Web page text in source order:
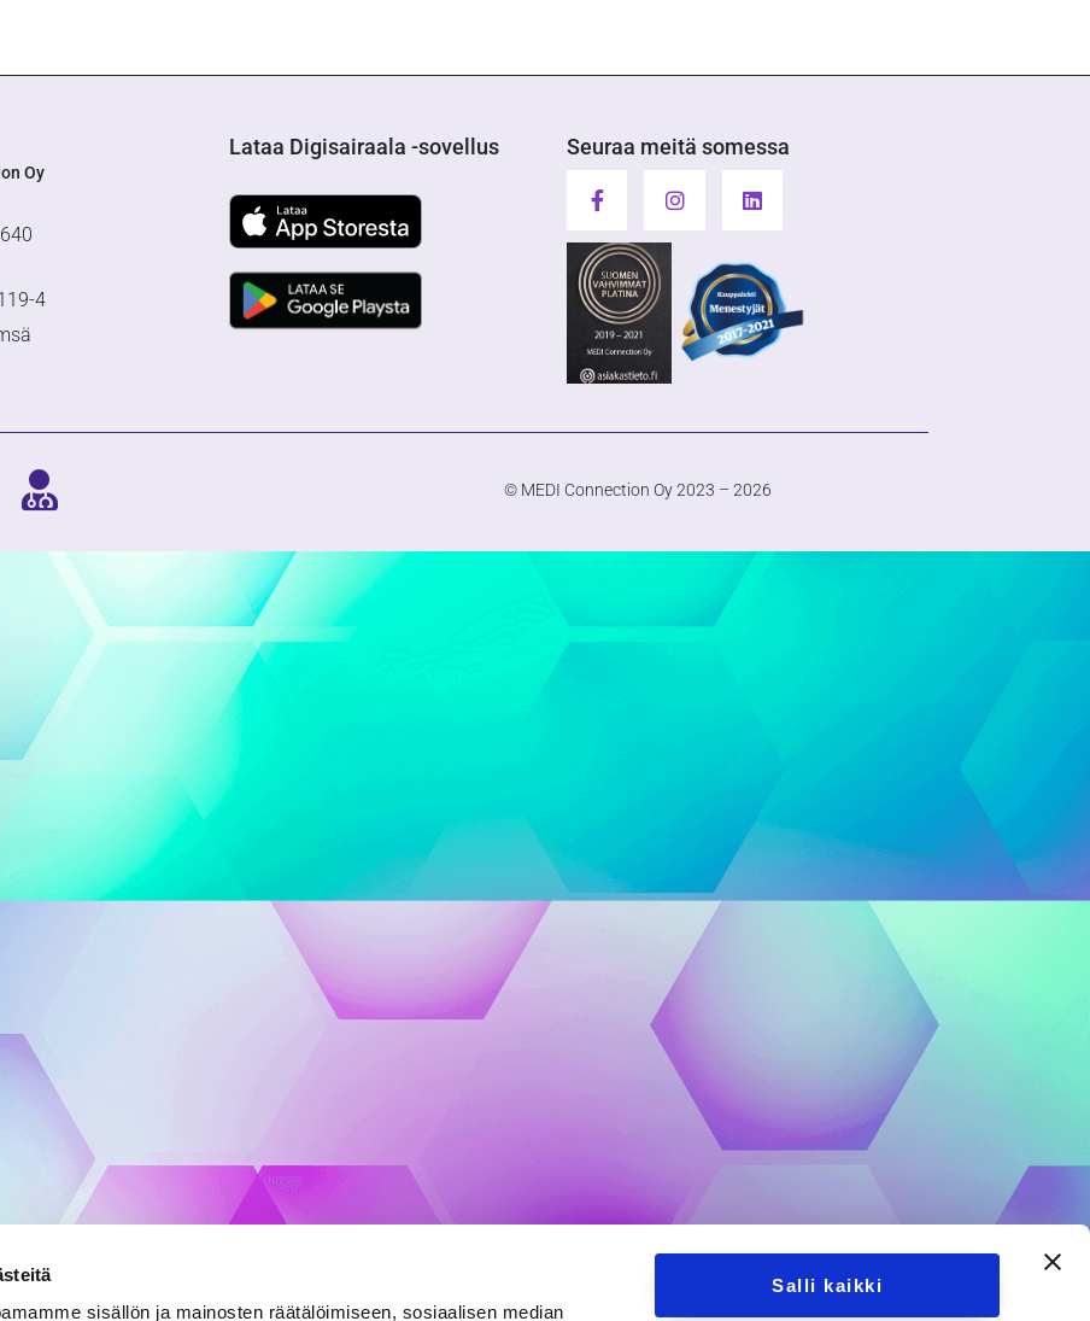
sisällön ja mainosten räätälöimiseen, sosiaalisen median
Salli kaikki
Oy
4
Lataa Digisairaala -sovellus Seuraa meitä somessa
© MEDI Connection Oy 2023 – 2026